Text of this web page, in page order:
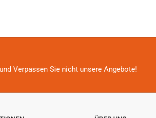
Verpassen Sie nicht unsere Angebote!